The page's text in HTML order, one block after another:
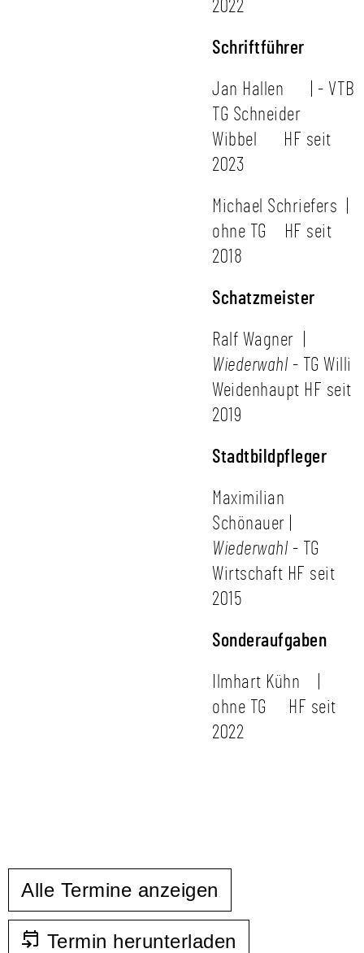
2022
Schriftführer
Jan Hallen | - VTB
TG Schneider
Wibbel HF seit
2023
Michael Schriefers |
ohne TG HF seit
2018
Schatzmeister
Ralf Wagner |
Wiederwahl - TG Willi
Weidenhaupt HF seit
2019
Stadtbildpfleger
Maximilian
Schönauer |
Wiederwahl - TG
Wirtschaft HF seit
2015
Sonderaufgaben
Ilmhart Kühn |
ohne TG HF seit
2022
Alle Termine anzeigen
Termin herunterladen